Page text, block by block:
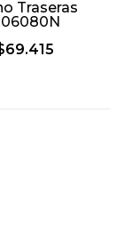
Traseras